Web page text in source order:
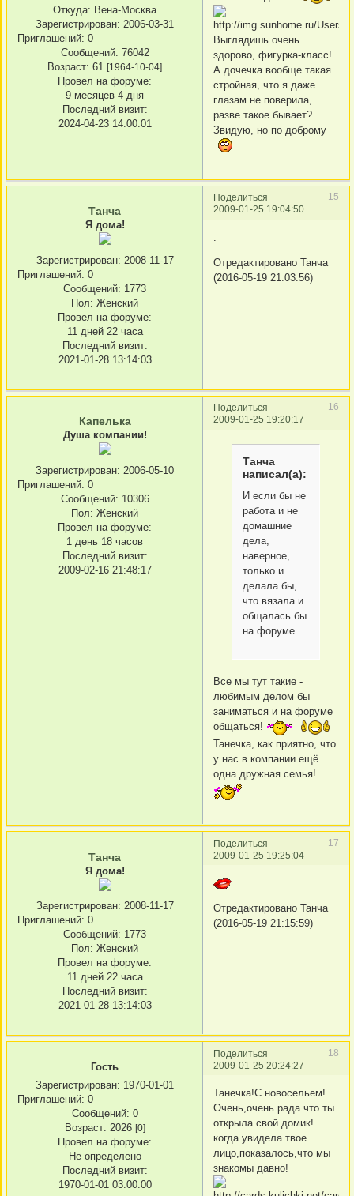
Откуда: Вена-Москва
Зарегистрирован: 2006-03-31
Приглашений: 0
Сообщений: 76042
Возраст: 61 [1964-10-04]
Провел на форуме:
9 месяцев 4 дня
Последний визит:
2024-04-23 14:00:01
Выглядишь очень
здорово, фигурка-класс!
А дочечка вообще такая
стройная, что я даже
глазам не поверила,
разве такое бывает?
Звидую, но по доброму
Поделиться
15
2009-01-25 19:04:50
Танча
Я дома!
Зарегистрирован: 2008-11-17
Приглашений: 0
Сообщений: 1773
Пол: Женский
Провел на форуме:
11 дней 22 часа
Последний визит:
2021-01-28 13:14:03
Отредактировано Танча
(2016-05-19 21:03:56)
Поделиться
16
2009-01-25 19:20:17
Капелька
Душа компании!
Зарегистрирован: 2006-05-10
Приглашений: 0
Сообщений: 10306
Пол: Женский
Провел на форуме:
1 день 18 часов
Последний визит:
2009-02-16 21:48:17
Танча
написал(а):
И если бы не
работа и не
домашние
дела,
наверное,
только и
делала бы,
что вязала и
общалась бы
на форуме.
Все мы тут такие -
любимым делом бы
заниматься и на форуме
общаться!
Танечка, как приятно, что
у нас в компании ещё
одна дружная семья!
Поделиться
17
2009-01-25 19:25:04
Танча
Я дома!
Зарегистрирован: 2008-11-17
Приглашений: 0
Сообщений: 1773
Пол: Женский
Провел на форуме:
11 дней 22 часа
Последний визит:
2021-01-28 13:14:03
Отредактировано Танча
(2016-05-19 21:15:59)
Поделиться
18
2009-01-25 20:24:27
Гость
Зарегистрирован: 1970-01-01
Приглашений: 0
Сообщений: 0
Возраст: 2026 [0]
Провел на форуме:
Не определено
Последний визит:
1970-01-01 03:00:00
Танечка!С новосельем!
Очень,очень рада.что ты
открыла свой домик!
когда увидела твое
лицо,показалось,что мы
знакомы давно!